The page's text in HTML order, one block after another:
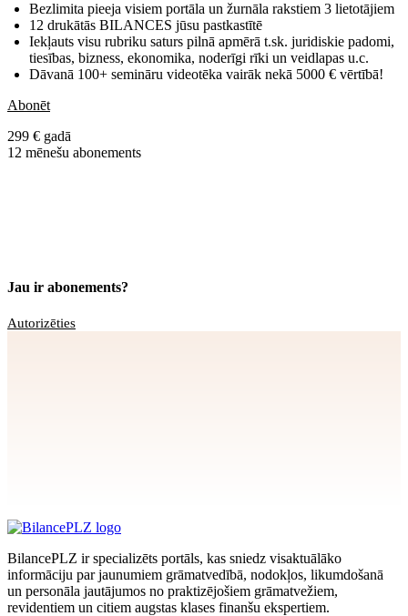
Bezlimita pieeja visiem portāla un žurnāla rakstiem 3 lietotājiem
12 drukātās BILANCES jūsu pastkastītē
Iekļauts visu rubriku saturs pilnā apmērā t.sk. juridiskie padomi,
tiesības, bizness, ekonomika, noderīgi rīki un veidlapas u.c.
Dāvanā 100+ semināru videotēka vairāk nekā 5000 € vērtībā!
Abonēt
299 € gadā
12 mēnešu abonements
Jau ir abonements?
Autorizēties
BilancePLZ ir specializēts portāls, kas sniedz visaktuālāko
informāciju par jaunumiem grāmatvedībā, nodokļos, likumdošanā
un personāla jautājumos no praktizējošiem grāmatvežiem,
revidentiem un citiem augstas klases finanšu ekspertiem.